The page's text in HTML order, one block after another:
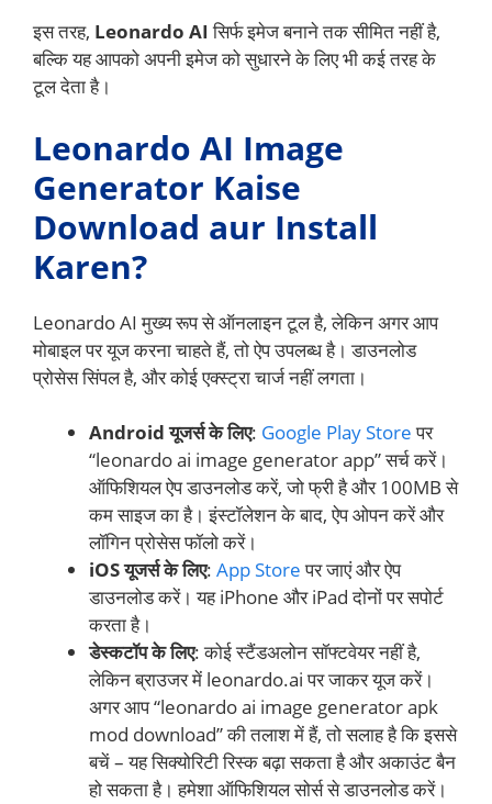
इस तरह, Leonardo AI सिर्फ इमेज बनाने तक सीमित नहीं है,
बल्कि यह आपको अपनी इमेज को सुधारने के लिए भी कई तरह के
टूल देता है।
Leonardo AI Image
Generator Kaise
Download aur Install
Karen?
Leonardo AI मुख्य रूप से ऑनलाइन टूल है, लेकिन अगर आप
मोबाइल पर यूज करना चाहते हैं, तो ऐप उपलब्ध है। डाउनलोड
प्रोसेस सिंपल है, और कोई एक्स्ट्रा चार्ज नहीं लगता।
Android यूजर्स के लिए: Google Play Storeपर
“leonardo ai image generator app” सर्च करें।
ऑफिशियल ऐप डाउनलोड करें, जो फ्री है और 100MB से
कम साइज का है। इंस्टॉलेशन के बाद, ऐप ओपन करें और
लॉगिन प्रोसेस फॉलो करें।
iOS यूजर्स के लिए: App Storeपर जाएं और ऐप
डाउनलोड करें। यह iPhone और iPad दोनों पर सपोर्ट
करता है।
डेस्कटॉप के लिए: कोई स्टैंडअलोन सॉफ्टवेयर नहीं है,
लेकिन ब्राउजर में leonardo.ai पर जाकर यूज करें।
अगर आप “leonardo ai image generator apk
mod download” की तलाश में हैं, तो सलाह है कि इससे
बचें – यह सिक्योरिटी रिस्क बढ़ा सकता है और अकाउंट बैन
हो सकता है। हमेशा ऑफिशियल सोर्स से डाउनलोड करें।